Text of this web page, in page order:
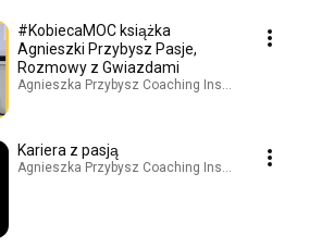
#KobiecaMOC książka
Agnieszki Przybysz Pasje,
Rozmowy z Gwiazdami
Agnieszka Przybysz Coaching Institute · Playlist
Kariera z pasją
Agnieszka Przybysz Coaching Institute · Playlist